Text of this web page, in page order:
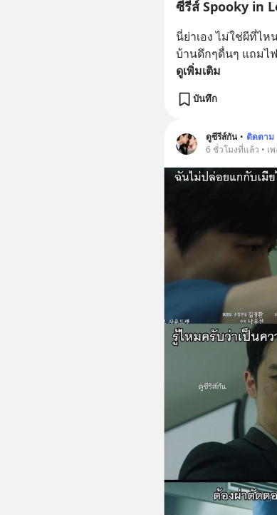
ซีรีส์ Spooky in
นี่ย่าเอง ไม่ใช่ผีที่ไ
บ้านดึกๆดื่นๆ แถมไ
ดูเพิ่มเติม
บันทึก
ดูซีรีส์กัน • ติดตาม
6 ชั่วโมงที่แล้ว • เ